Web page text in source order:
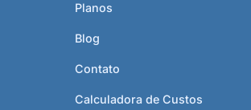
Planos
Blog
Contato
Calculadora de Custos